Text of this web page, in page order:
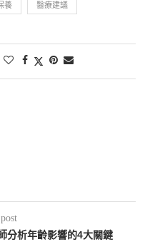
養 醫療建議
分析年齡影響的4大關鍵